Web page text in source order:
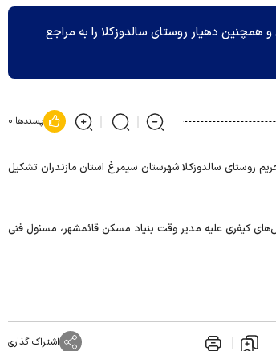
دهیار روستای سالدوزکلا را به مراجع
پسندها:۰
غیرمجاز در حریم روستای سالدوزکلا شهرستان سیمرغ استان مازندران تشکیل
کیفری علیه مدیر وقت بنیاد مسکن قائمشهر، مسئول فنی
اشتراک گذاری